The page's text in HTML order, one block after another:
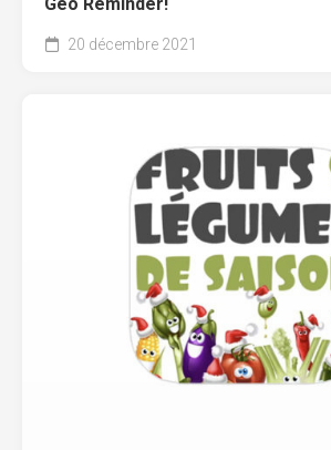
20 décembre 2021